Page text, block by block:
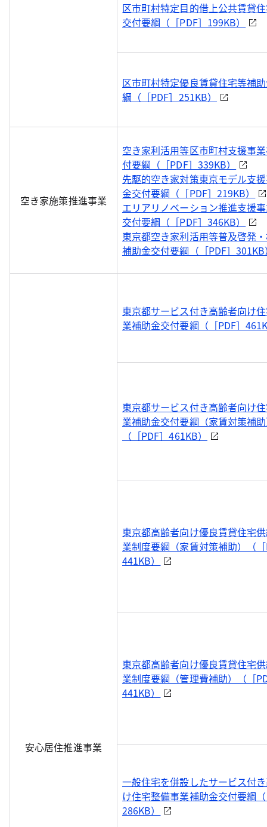
区市町村特定目的借上公共賃貸
交付要綱（［PDF］199KB）
区市町村特定優良賃貸住宅等補
綱（［PDF］251KB）
空き家施策推進事業
空き家利活用等区市町村支援事
付要綱（［PDF］339KB）
先駆的空き家対策東京モデル支
金交付要綱（［PDF］219KB）
エリアリノベーション推進支援
交付要綱（［PDF］346KB）
東京都空き家利活用等普及啓発
補助金交付要綱（［PDF］
安心居住推進事業
東京都サービス付き高齢者向け
業補助金交付要綱（［PDF］
東京都サービス付き高齢者向け
業補助金交付要綱（家賃対策補
（［PDF］461KB）
東京都高齢者向け優良賃貸住宅
業制度要綱（家賃対策補助）（
441KB）
東京都高齢者向け優良賃貸住宅
業制度要綱（管理費補助）（［
441KB）
一般住宅を併設したサービス付
け住宅整備事業補助金交付要綱
286KB）